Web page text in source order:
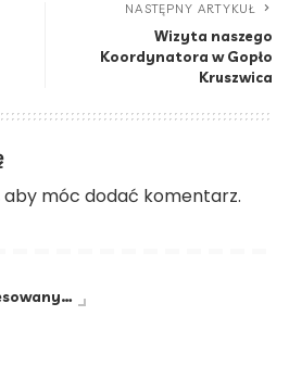
NASTĘPNY ARTYKUŁ
Wizyta naszego
Koordynatora w Gopło
Kruszwica
aby móc dodać komentarz.